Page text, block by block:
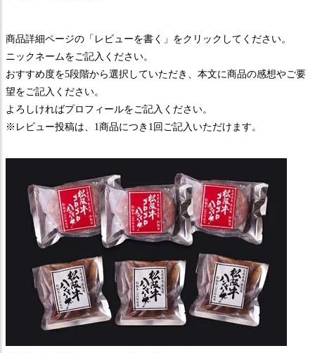
商品詳細ページの「レビューを書く」をクリックしてください。
ニックネームをご記入ください。
おすすめ度を5段階から選択していただき、本文に商品の感想やご要
望をご記入ください。
よろしければプロフィールをご記入ください。
※レビュー投稿は、1商品につき1回ご記入いただけます。